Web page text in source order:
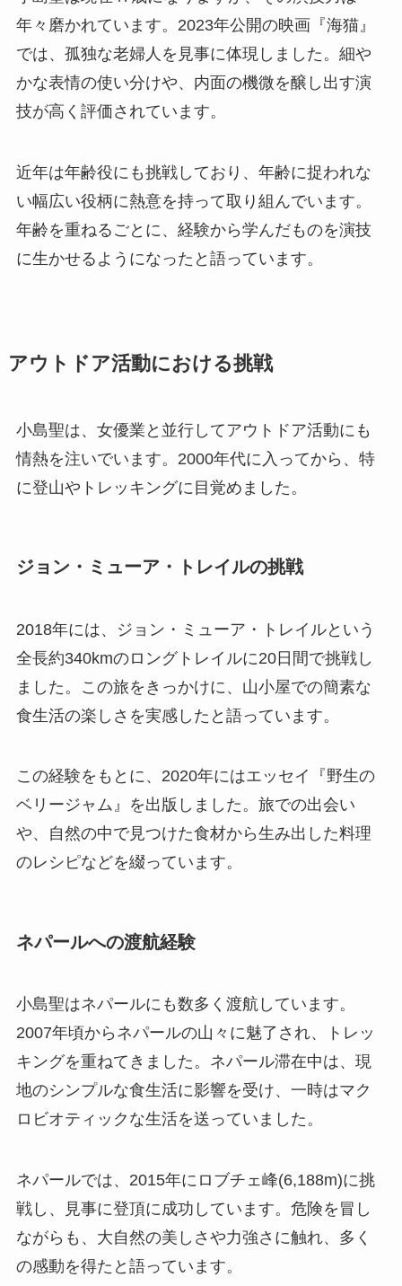
年々磨かれています。2023年公開の映画『海猫』
では、孤独な老婦人を見事に体現しました。細や
かな表情の使い分けや、内面の機微を醸し出す演
技が高く評価されています。
近年は年齢役にも挑戦しており、年齢に捉われな
い幅広い役柄に熱意を持って取り組んでいます。
年齢を重ねるごとに、経験から学んだものを演技
に生かせるようになったと語っています。
アウトドア活動における挑戦
小島聖は、女優業と並行してアウトドア活動にも
情熱を注いでいます。2000年代に入ってから、特
に登山やトレッキングに目覚めました。
ジョン・ミューア・トレイルの挑戦
2018年には、ジョン・ミューア・トレイルという
全長約340kmのロングトレイルに20日間で挑戦し
ました。この旅をきっかけに、山小屋での簡素な
食生活の楽しさを実感したと語っています。
この経験をもとに、2020年にはエッセイ『野生の
ベリージャム』を出版しました。旅での出会い
や、自然の中で見つけた食材から生み出した料理
のレシピなどを綴っています。
ネパールへの渡航経験
小島聖はネパールにも数多く渡航しています。
2007年頃からネパールの山々に魅了され、トレッ
キングを重ねてきました。ネパール滞在中は、現
地のシンプルな食生活に影響を受け、一時はマク
ロビオティックな生活を送っていました。
ネパールでは、2015年にロブチェ峰(6,188m)に挑
戦し、見事に登頂に成功しています。危険を冒し
ながらも、大自然の美しさや力強さに触れ、多く
の感動を得たと語っています。